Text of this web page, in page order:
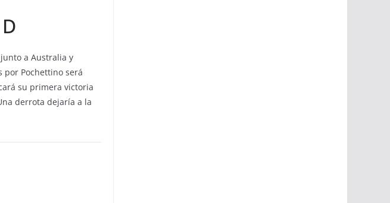
a Australia y
Pochettino será
su primera victoria
derrota dejaría a la